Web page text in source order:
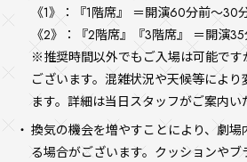
《1》：『1階席』 ＝開演60分前～30
《2》：『2階席』『3階席』 ＝開演
※推奨時間以外でもご入場は可能です
ございます。混雑状況や天候等によ
ます。詳細は当日スタッフがご案内い
換気の機会を増やすことにより、劇
る場合がございます。クッションや